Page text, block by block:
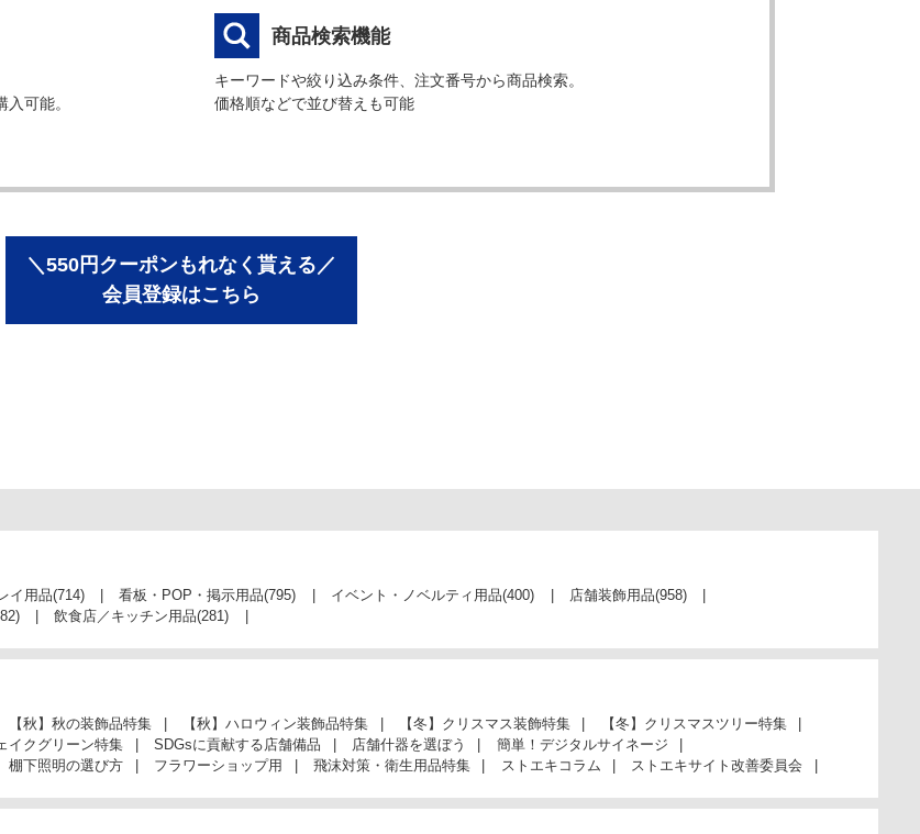
可能。
商品検索機能
キーワードや絞り込み条件、注文番号から商品検索。
価格順などで並び替えも可能
＼550円クーポンもれなく貰える／
会員登録はこちら
イ用品(714) 看板・POP・掲示用品(795) イベント・ノベルティ用品(400) 店舗装飾用品(958)
飲食店／キッチン用品(281)
【秋】秋の装飾品特集 【秋】ハロウィン装飾品特集 【冬】クリスマス装飾特集
【冬】クリスマスツリー特集
イクグリーン特集 SDGsに貢献する店舗備品 店舗什器を選ぼう
簡単！デジタルサイネージ
棚下照明の選び方 フラワーショップ用 飛沫対策・衛生用品特集 ストエキコラム ストエキサイト改善委員会